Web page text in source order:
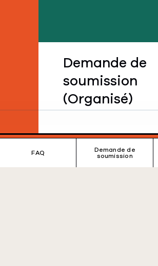
Demande de
soumission
FAQ
Demande de
soumission
(Organisé)